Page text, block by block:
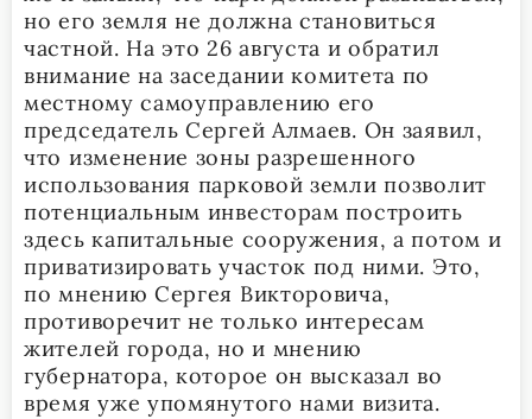
но его земля не должна становиться
частной. На это 26 августа и обратил
внимание на заседании комитета по
местному самоуправлению его
председатель Сергей Алмаев. Он заявил,
что изменение зоны разрешенного
использования парковой земли позволит
потенциальным инвесторам построить
здесь капитальные сооружения, а потом и
приватизировать участок под ними. Это,
по мнению Сергея Викторовича,
противоречит не только интересам
жителей города, но и мнению
губернатора, которое он высказал во
время уже упомянутого нами визита.